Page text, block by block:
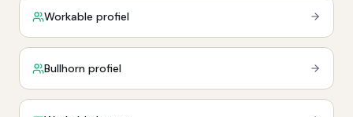
Workable profiel
Bullhorn profiel